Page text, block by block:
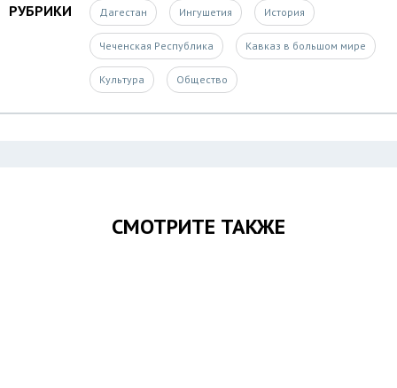
РУБРИКИ Дагестан Ингушетия История
Чеченская Республика Кавказ в большом мире
Культура Общество
СМОТРИТЕ ТАКЖЕ